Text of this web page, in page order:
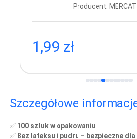
Producent:
1,99 zł
Szczegółowe
✅ 100 sztuk w opakowaniu
✅ Bez lateksu i pudru – bezpieczne